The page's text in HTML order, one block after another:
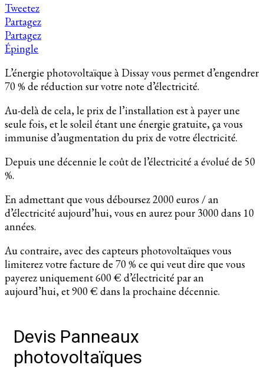
Tweetez
Partagez
Partagez
Épingle
L’énergie photovoltaïque à Dissay vous permet d’engendrer
70 % de réduction sur votre note d’électricité.
Au-delà de cela, le prix de l’installation est à payer une
seule fois, et le soleil étant une énergie gratuite, ça vous
immunise d’augmentation du prix de votre électricité.
Depuis une décennie le coût de l’électricité a évolué de 50
%.
En admettant que vous déboursez 2000 euros / an
d’électricité aujourd’hui, vous en aurez pour 3000 dans 10
années.
Au contraire, avec des capteurs photovoltaïques vous
limiterez votre facture de 70 % ce qui veut dire que vous
payerez uniquement 600 € d’électricité par an
aujourd’hui, et 900 € dans la prochaine décennie.
Devis Panneaux
photovoltaïques